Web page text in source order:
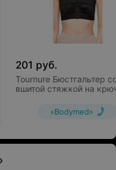
201 руб.
Tournure Бюстгальтер
вшитой стяжкой на
«Bodymed»